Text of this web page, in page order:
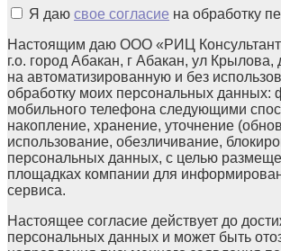
Я даю свое согласие на обработку
Настоящим даю ООО «РИЦ
г.о. город Абакан, г Абакан, ул
на автоматизированную и без
обработку моих персональных
мобильного телефона следующими
накопление, хранение, уточнение
использование, обезличивание,
персональных данных, с целью
площадках компании для
сервиса.
Настоящее согласие действует до
персональных данных и может быть